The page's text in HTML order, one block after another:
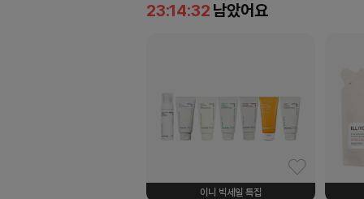
23:14:30 남았어요
이니 빅세일 특집